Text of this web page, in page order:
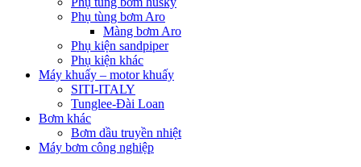
Phụ tùng bơm Aro
Màng bơm Aro
Phụ kiện sandpiper
Phụ kiện khác
Máy khuấy – motor khuấy
SITI-ITALY
Tunglee-Đài Loan
Bơm khác
Bơm dầu truyền nhiệt
Máy bơm công nghiệp